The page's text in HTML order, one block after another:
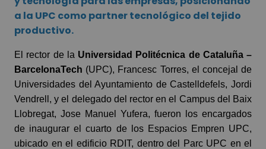
a la UPC como partner tecnológico del tejido
productivo.
El rector de la Universidad Politécnica de Cataluña –
BarcelonaTech (UPC), Francesc Torres, el concejal de
Universidades del Ayuntamiento de Castelldefels, Jordi
Vendrell, y el delegado del rector en el Campus del Baix
Llobregat, Jose Manuel Yufera, fueron los encargados
de inaugurar el cuarto de los Espacios Empren UPC,
ubicado en el edificio RDIT, dentro del Parc UPC en el